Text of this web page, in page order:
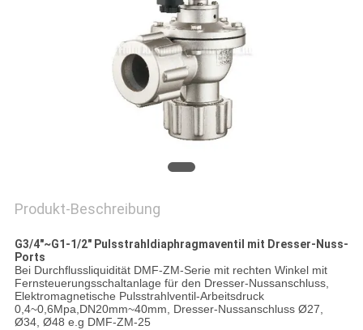
Produkt-Beschreibung
G3/4"~G1-1/2" Pulsstrahldiaphragmaventil mit Dresser-Nuss-
Ports
Bei Durchflussliquidität DMF-ZM-Serie mit rechten Winkel mit
Fernsteuerungsschaltanlage für den Dresser-Nussanschluss,
Elektromagnetische Pulsstrahlventil-Arbeitsdruck
0,4~0,6Mpa,DN20mm~40mm, Dresser-Nussanschluss Ø27,
Ø34, Ø48 e.g DMF-ZM-25